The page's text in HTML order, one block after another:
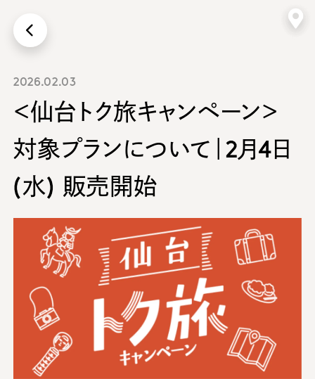
2026.02.03
＜仙台トク旅キャンペーン＞
対象プランについて｜2月4日
(水) 販売開始